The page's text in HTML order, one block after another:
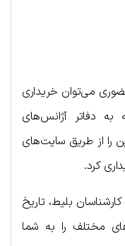
می‌توان خریداری
دفاتر آژانس‌های
را از طریق سایت‌های
کرد.
بلیط، تاریخ
مختلف را به شما